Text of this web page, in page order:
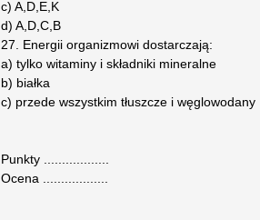
c) A,D,E,K
d) A,D,C,B
27. Energii organizmowi dostarczają:
a) tylko witaminy i składniki mineralne
b) białka
c) przede wszystkim tłuszcze i węglowodany
Punkty ..................
Ocena ..................